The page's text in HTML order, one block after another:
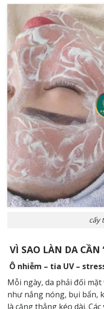
cấy
VÌ SAO LÀN DA CẦN
Ô nhiễm – tia UV –
Mỗi ngày, da phải đối
như nắng nóng, bụi bẩn,
là căng thẳng kéo dài.